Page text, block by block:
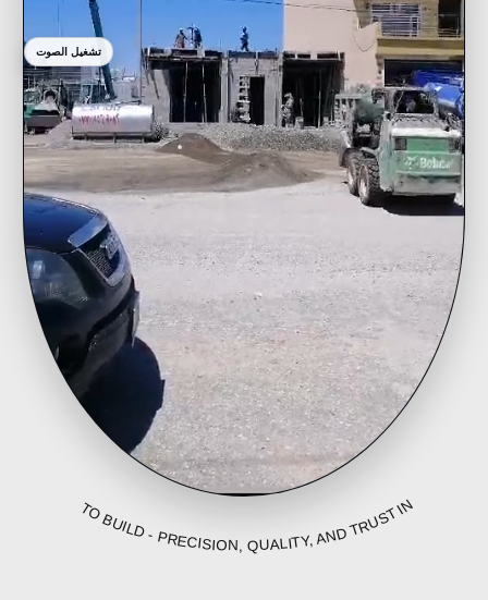
تشغيل الصوت
FROM BLUEPRINT TO BUILD - PRECISION, QUALITY, AND TRUST IN EVERY PROJECT